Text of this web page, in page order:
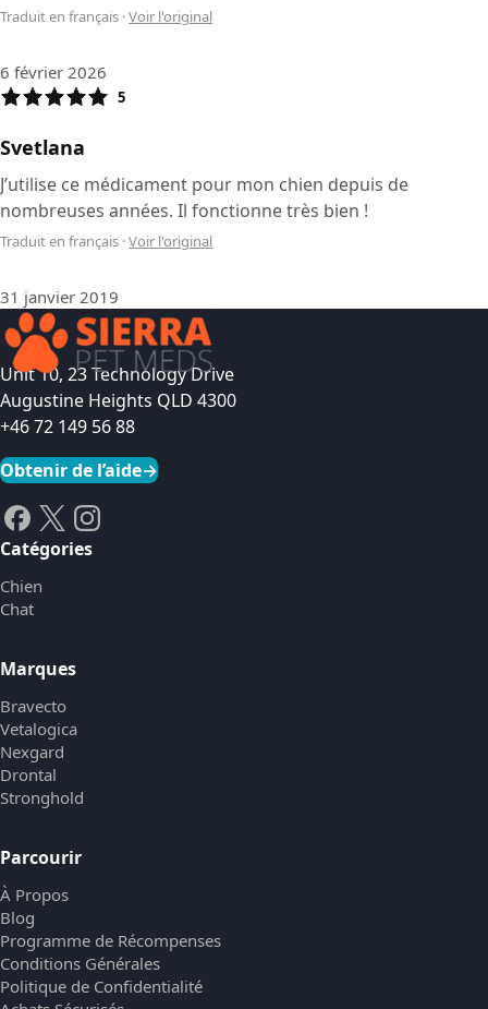
Traduit en français ·Voir l'original
6 février 2026
5
Svetlana
J’utilise ce médicament pour mon chien depuis de
nombreuses années. Il fonctionne très bien !
Traduit en français ·Voir l'original
31 janvier 2019
Unit 10, 23 Technology Drive
Augustine Heights QLD 4300
+46 72 149 56 88
Obtenir de l’aide→
Catégories
Chien
Chat
Marques
Bravecto
Vetalogica
Nexgard
Drontal
Stronghold
Parcourir
À Propos
Blog
Programme de Récompenses
Conditions Générales
Politique de Confidentialité